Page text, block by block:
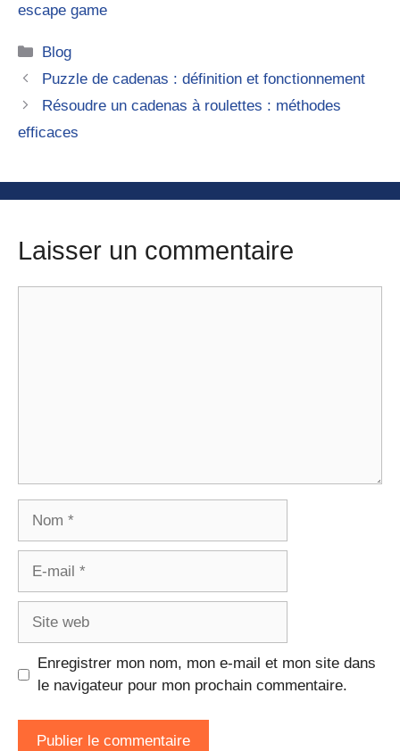
escape game
Catégories
Blog
Puzzle de cadenas : définition et fonctionnement
Résoudre un cadenas à roulettes : méthodes
efficaces
Laisser un commentaire
Enregistrer mon nom, mon e-mail et mon site dans
le navigateur pour mon prochain commentaire.